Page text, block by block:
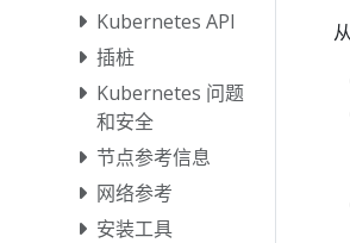
Kubernetes API
插桩
Kubernetes 问题
和安全
节点参考信息
网络参考
安装工具